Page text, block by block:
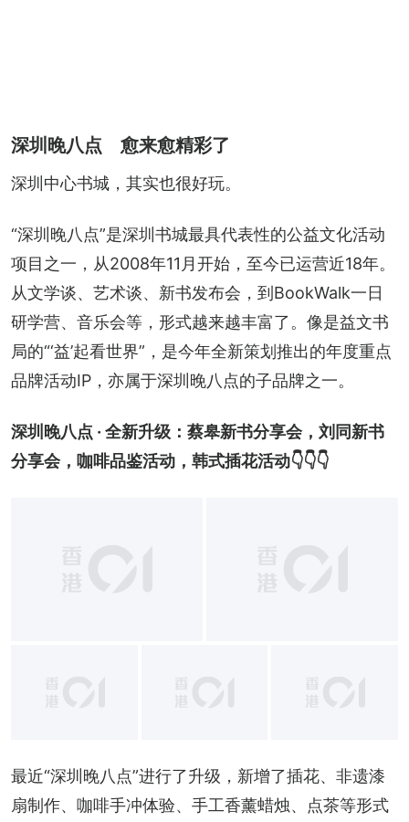
深圳晚八点 愈来愈精彩了
深圳中心书城，其实也很好玩。
“深圳晚八点”是深圳书城最具代表性的公益文化活动
项目之一，从2008年11月开始，至今已运营近18年。
从文学谈、艺术谈、新书发布会，到BookWalk一日
研学营、音乐会等，形式越来越丰富了。像是益文书
局的“‘益’起看世界”，是今年全新策划推出的年度重点
品牌活动IP，亦属于深圳晚八点的子品牌之一。
深圳晚八点 · 全新升级：蔡皋新书分享会，刘同新书
分享会，咖啡品鉴活动，韩式插花活动👇👇👇
最近“深圳晚八点”进行了升级，新增了插花、非遗漆
扇制作、咖啡手冲体验、手工香薰蜡烛、点茶等形式